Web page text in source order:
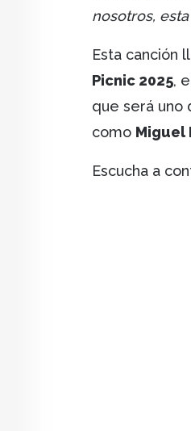
nosotros,
Esta canción
Picnic 2025,
que será uno
como Miguel
Escucha a